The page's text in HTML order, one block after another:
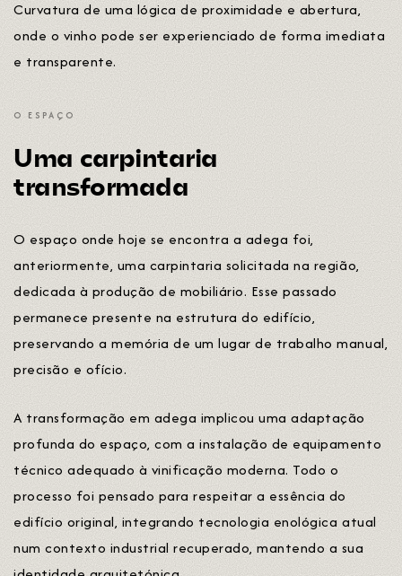
Curvatura de uma lógica de proximidade e abertura,
onde o vinho pode ser experienciado de forma imediata
e transparente.
O ESPAÇO
Uma carpintaria
transformada
O espaço onde hoje se encontra a adega foi,
anteriormente, uma carpintaria solicitada na região,
dedicada à produção de mobiliário. Esse passado
permanece presente na estrutura do edifício,
preservando a memória de um lugar de trabalho manual,
precisão e ofício.
A transformação em adega implicou uma adaptação
profunda do espaço, com a instalação de equipamento
técnico adequado à vinificação moderna. Todo o
processo foi pensado para respeitar a essência do
edifício original, integrando tecnologia enológica atual
num contexto industrial recuperado, mantendo a sua